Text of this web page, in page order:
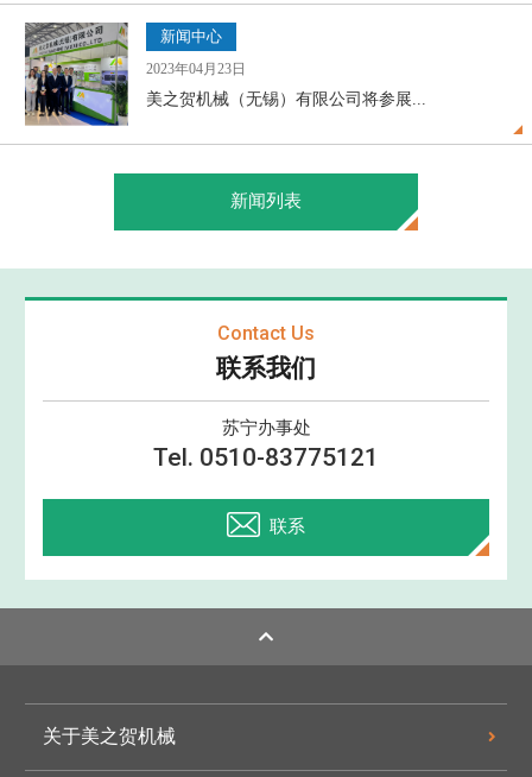
新闻中心
2023年04月23日
美之贺机械（无锡）有限公司将参展...
新闻列表
Contact Us
联系我们
苏宁办事处
Tel. 0510-83775121
联系
关于美之贺机械